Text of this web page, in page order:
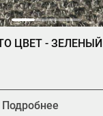
ЦВЕТ - ЗЕЛЕНЫЙ
Подробнее